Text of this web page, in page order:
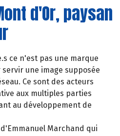
d'Or, paysan
ce n'est pas une marque
une image supposée
Ce sont des acteurs
aux multiples parties
au développement de
Marchand qui